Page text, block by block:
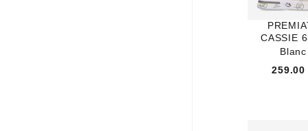
CASSIE
Blanc
259.00